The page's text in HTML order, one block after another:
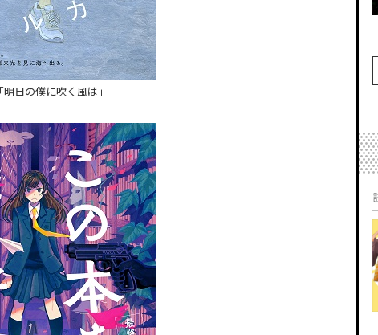
日の僕に吹く風は」